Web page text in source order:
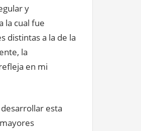
y
la cual fue
distintas a la de la
la
en mi
esta